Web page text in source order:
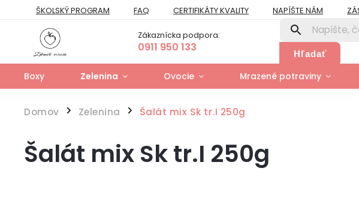
ŠKOLSKÝ PROGRAM FAQ CERTIFIKÁTY KVALITY NAPÍŠTE NÁM
PREPRAVNÝ PORIADOK
PRE FIRMY A
FORMULÁR NA UPLATNENIE PRÁV ZO ZODPOVEDNOSTI ZA VADY
MOJA
Zákaznícka podpora:
0911 950 133 Hľadať
Boxy Zelenina Ovocie Mrazené potraviny
Domov / Zelenina / Šalát mix Sk tr.I 250g
Šalát mix Sk tr.I 250g